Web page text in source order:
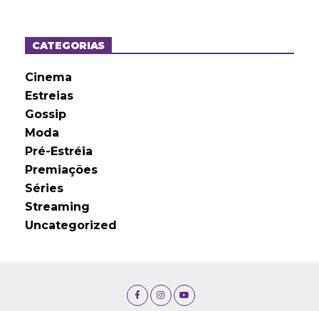
o
sCATEGORIAS
Cinema
Estreias
Gossip
Moda
Pré-Estréia
Premiações
Séries
Streaming
Uncategorized